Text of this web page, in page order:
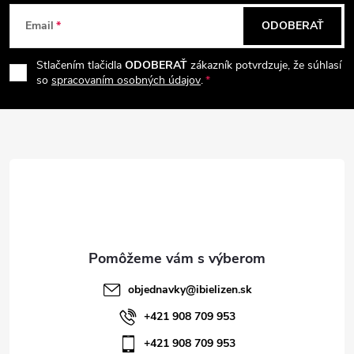
Z
á
p
Email
Stlačením tlačidla ODOBERAŤ zákazník potvrdzuje, že súhlasí
so spracovaním osobných údajov.
ODOBERAŤ
objednavky@ibielizen.sk
+421 908 709 953
+421 908 709 953